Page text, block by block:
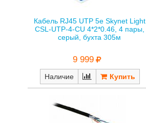
Кабель RJ45 UTP 5е Skynet Light
CSL-UTP-4-CU 4*2*0.46, 4 пары,
серый, бухта 305м
9 999
Наличие